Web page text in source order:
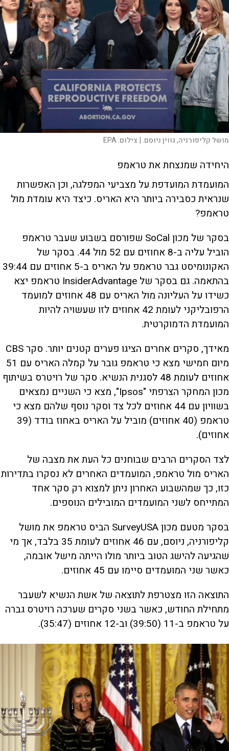
מושל קליפורניה, גווין ניוסם. | צילום:EPA
היחידה שמנצחת את טראמפ
המועמדת המועדפת על מצביעי המפלגה, וכן האפשרות
שנראית כסבירה ביותר היא האריס. כיצד היא עומדת מול
טראמפ?
בסקר של מכון SoCal שפורסם בשבוע שעבר טראמפ
הוביל עליה ב-8 אחוזים עם 52 מול 44. בסקר של
האקונומיסט גבר טראמפ על האריס ב-5 אחוזים עם 39:44
בהתאמה. גם בסקר של InsiderAdvantage טראמפ יצא
כשידו על העליונה מול האריס עם 48 אחוזים למועמד
הרפובליקני לעומת 42 אחוזים לזו שעשויה להיות
המועמדת הדמוקרטית.
מאידך, סקרים אחרים הציגו פערים קטנים יותר. סקר CBS
מיום חמישי מצא כי טראמפ גובר על קמלה האריס עם 51
אחוזים לעומת 48 לסגנית הנשיא. סקר של רויטרס בשיתוף
מכון המחקר הצרפתי "Ipsos", מצא כי השניים נמצאים
בשוויון עם 44 אחוזים לכל צד וסקר נוסף שלהם מצא כי
טראמפ (40 אחוזים) מוביל על האריס באחוז בודד (39
אחוזים).
לצד הסקרים הרבים שבוחנים כל העת את מצבה של
האריס מול טראמפ, המועמדים האחרים לא נסקרו בתדירות
כזו, כך שמהשבוע האחרון ניתן למצוא רק סקר אחד
המתייחס לשני המועמדים המובילים הנוספים.
בסקר מטעם מכון SurveyUSA הביס טראמפ את מושל
קליפורניה, ניוסם, עם 46 אחוזים לעומת 35 בלבד, אך מי
שהגיעה להישג הטוב ביותר מולו הייתה מישל אובמה,
כאשר שני המועמדים סיימו עם 45 אחוזים.
התוצאה הזו מצטרפת לתוצאה של אשת הנשיא לשעבר
מתחילת החודש, כאשר בשני סקרים שערכה רויטרס גברה
על טראמפ ב-11 (39:50) וב-12 אחוזים (35:47).